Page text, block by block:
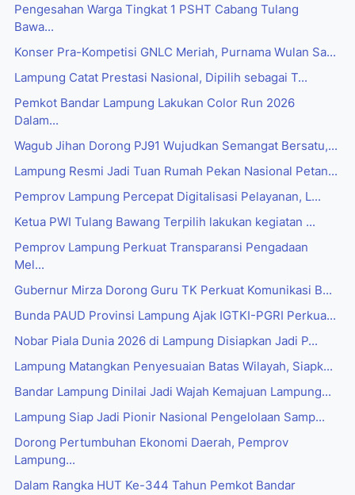
Pengesahan Warga Tingkat 1 PSHT Cabang Tulang
Bawa...
Konser Pra-Kompetisi GNLC Meriah, Purnama Wulan Sa...
Lampung Catat Prestasi Nasional, Dipilih sebagai T...
Pemkot Bandar Lampung Lakukan Color Run 2026
Dalam...
Wagub Jihan Dorong PJ91 Wujudkan Semangat Bersatu,...
Lampung Resmi Jadi Tuan Rumah Pekan Nasional Petan...
Pemprov Lampung Percepat Digitalisasi Pelayanan, L...
Ketua PWI Tulang Bawang Terpilih lakukan kegiatan ...
Pemprov Lampung Perkuat Transparansi Pengadaan
Mel...
Gubernur Mirza Dorong Guru TK Perkuat Komunikasi B...
Bunda PAUD Provinsi Lampung Ajak IGTKI-PGRI Perkua...
Nobar Piala Dunia 2026 di Lampung Disiapkan Jadi P...
Lampung Matangkan Penyesuaian Batas Wilayah, Siapk...
Bandar Lampung Dinilai Jadi Wajah Kemajuan Lampung...
Lampung Siap Jadi Pionir Nasional Pengelolaan Samp...
Dorong Pertumbuhan Ekonomi Daerah, Pemprov
Lampung...
Dalam Rangka HUT Ke-344 Tahun Pemkot Bandar